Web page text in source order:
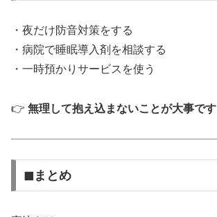
・夜だけ防音対策をする
・病院で睡眠導入剤を相談する
・一時預かりサービスを使う
👉 無理して抱え込まないことが大事です
◼︎まとめ